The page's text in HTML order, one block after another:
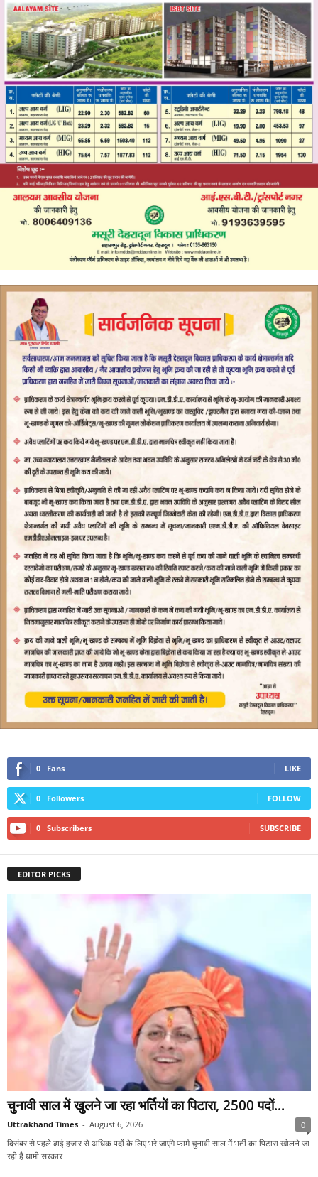
0 Fans LIKE
0 Followers FOLLOW
0 Subscribers SUBSCRIBE
EDITOR PICKS
चुनावी साल में खुलने जा रहा भर्तियों का पिटारा, 2500 पदों...
Uttrakhand Times - August 6, 2026 0
दिसंबर से पहले ढाई हजार से अधिक पदों के लिए भरे जाएंगे फार्म चुनावी साल में भर्ती का पिटारा खोलने जा
रही है धामी सरकार...